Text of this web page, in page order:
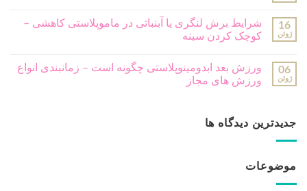
16
ژوئن
شرایط برش لنگری یا آبنباتی در ماموپلاستی کاهشی –
کوچک کردن سینه
06
ژوئن
ورزش بعد ابدومینوپلاستی چگونه است – زمانبندی انواع
ورزش های مجاز
جدیدترین دیدگاه ها
موضوعات